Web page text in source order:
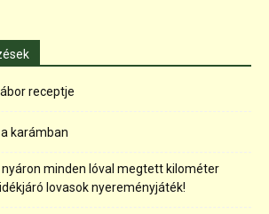
receptje
karámban
nyáron minden lóval megtett kilométer
lovasok nyereményjáték!